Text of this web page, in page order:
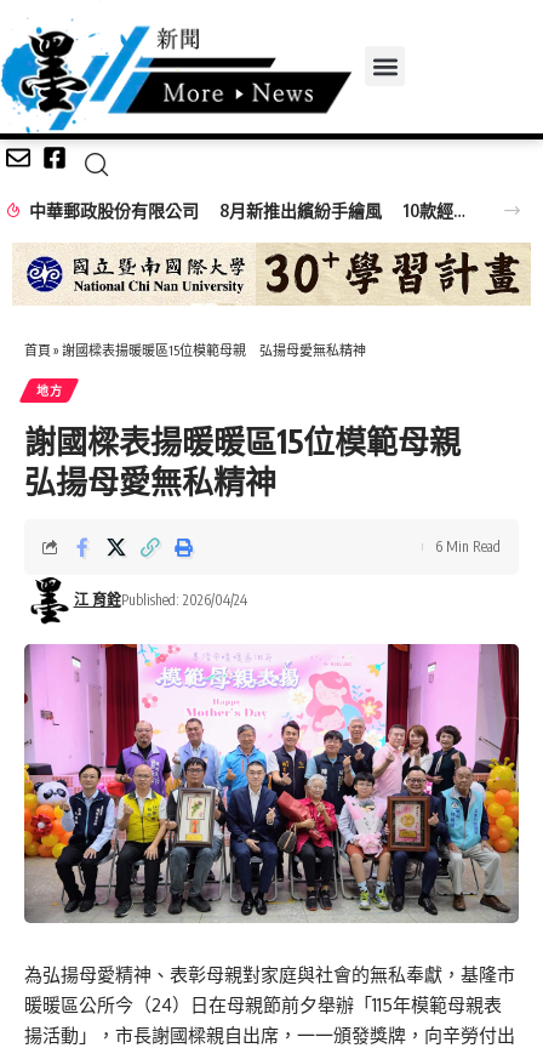
中華郵政股份有限公司 8月新推出繽紛手繪風 10款經典夜市小吃郵票
首頁 » 謝國樑表揚暖暖區15位模範母親 弘揚母愛無私精神
地方
謝國樑表揚暖暖區15位模範母親
弘揚母愛無私精神
江 育銓Published: 2026/04/24
6 Min Read
為弘揚母愛精神、表彰母親對家庭與社會的無私奉獻，基隆市
暖暖區公所今（24）日在母親節前夕舉辦「115年模範母親表
揚活動」，市長謝國樑親自出席，一一頒發獎牌，向辛勞付出